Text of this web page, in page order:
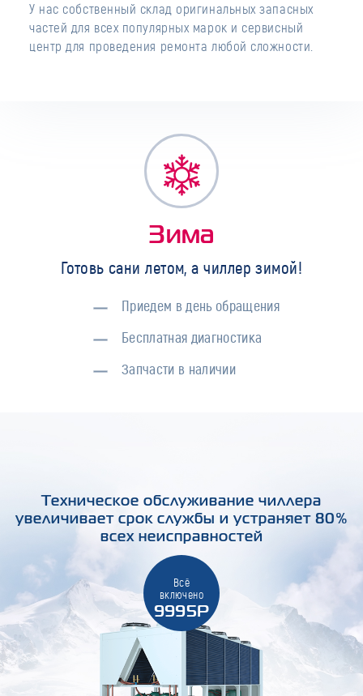
У нас собственный склад оригинальных запасных
частей для всех популярных марок и сервисный
центр для проведения ремонта любой сложности.
Зима
Готовь сани летом, а чиллер зимой!
Приедем в день обращения
Бесплатная диагностика
Запчасти в наличии
Техническое обслуживание чиллера
увеличивает срок службы и устраняет 80%
всех неисправностей
Всё
включено
9995Р